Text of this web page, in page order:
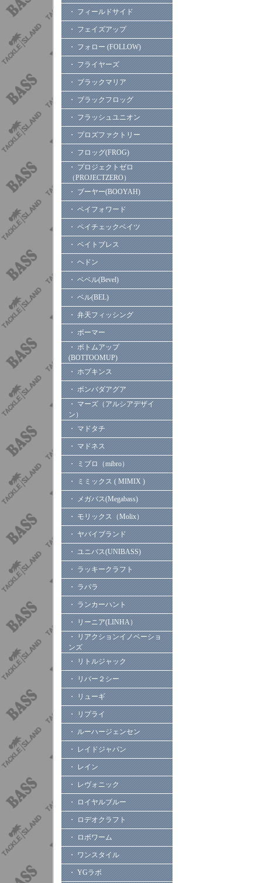
・ フィールドサイド
・ フェイズアップ
・ フォロー (FOLLOW)
・ フライヤーズ
・ ブラックマリア
・ ブラックフロッグ
・ フラッシュユニオン
・ プロズファクトリー
・ フロッグ(FROG)
・ プロジェクトゼロ
（PROJECTZERO）
・ ブーヤー(BOOYAH)
・ ペイフォワード
・ ペイチェックベイツ
・ ベイトブレス
・ ヘドン
・ ベベル(Bevel)
・ ベル(BEL)
・ 弁天フィッシング
・ ボーマー
・ ボトムアップ
(BOTTOOMUP)
・ ホプキンス
・ ボンバダアグア
・ マーズ（アルシアデザイ
ン）
・ マドタチ
・ マドネス
・ ミブロ（mibro）
・ ミミックス ( MIMIX )
・ メガバス(Megabass)
・ モリックス（Molix）
・ ヤバイブランド
・ ユニバス(UNIBASS)
・ ラッキークラフト
・ ラパラ
・ ランカーハント
・ リーニア(LINHA）
・ リアクションイノベーショ
ンズ
・ リトルジャック
・ リバー２シー
・ リューギ
・ リプライ
・ ルーハージェンセン
・ レイドジャパン
・ レイン
・ レヴォニック
・ ロイヤルブルー
・ ロデオクラフト
・ ロボワーム
・ ワンスタイル
・ YGラボ